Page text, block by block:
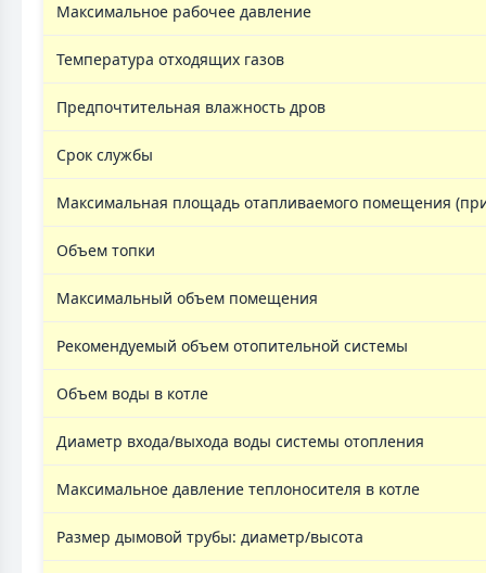
Максимальное рабочее давление
Температура отходящих газов
Предпочтительная влажность дров
Срок службы
Максимальная площадь отапливаемого помещения
Объем топки
Максимальный объем помещения
Рекомендуемый объем отопительной системы
Объем воды в котле
Диаметр входа/выхода воды системы отопления
Максимальное давление теплоносителя в котле
Размер дымовой трубы: диаметр/высота